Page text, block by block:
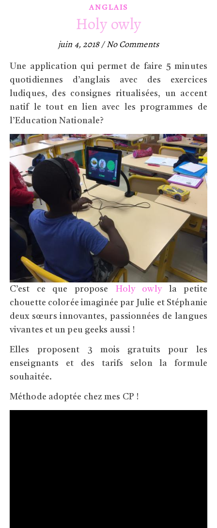
ANGLAIS
Holy owly
juin 4, 2018/ No Comments
Une application qui permet de faire 5 minutes
quotidiennes d’anglais avec des exercices
ludiques, des consignes ritualisées, un accent
natif le tout en lien avec les programmes de
l’Education Nationale?
C’est ce que propose Holy owlyla petite
chouette colorée imaginée par Julie et Stéphanie
deux sœurs innovantes, passionnées de langues
vivantes et un peu geeks aussi !
Elles proposent 3 mois gratuits pour les
enseignants et des tarifs selon la formule
souhaitée.
Méthode adoptée chez mes CP !